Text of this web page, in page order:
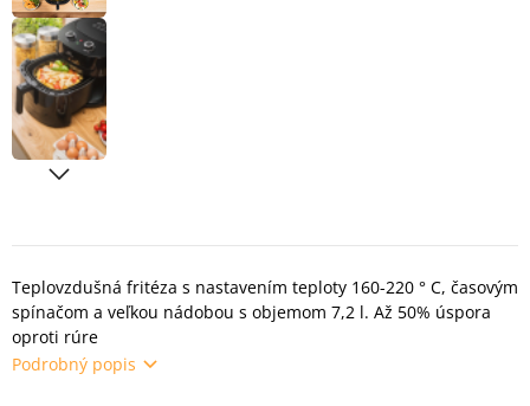
Teplovzdušná fritéza s nastavením teploty 160-220 ° C, časovým
spínačom a veľkou nádobou s objemom 7,2 l. Až 50% úspora
oproti rúre
Podrobný popis